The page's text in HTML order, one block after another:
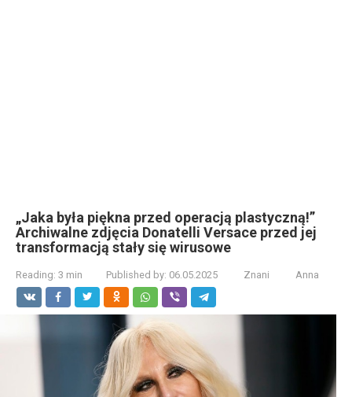
„Jaka była piękna przed operacją plastyczną!”
Archiwalne zdjęcia Donatelli Versace przed jej
transformacją stały się wirusowe
Reading: 3 min Published by: 06.05.2025 Znani Anna